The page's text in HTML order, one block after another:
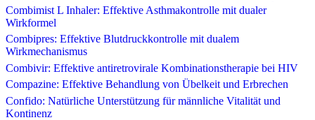
Combimist L Inhaler: Effektive Asthmakontrolle mit dualer
Wirkformel
Combipres: Effektive Blutdruckkontrolle mit dualem
Wirkmechanismus
Combivir: Effektive antiretrovirale Kombinationstherapie bei HIV
Compazine: Effektive Behandlung von Übelkeit und Erbrechen
Confido: Natürliche Unterstützung für männliche Vitalität und
Kontinenz